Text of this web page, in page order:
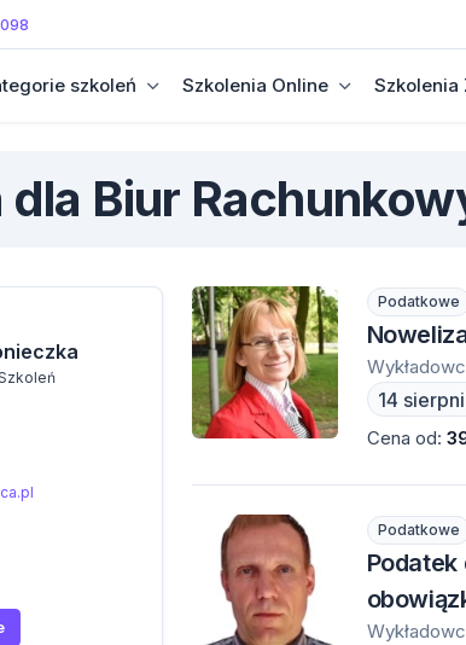
szkoleń Szkolenia Online Szkolenia
dla Biur
Podatkowe
14
Cena od:
Podatkowe